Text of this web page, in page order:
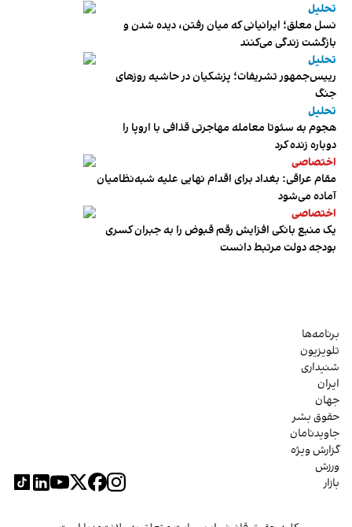
تحلیل
نسل معلق؛ ایرانیانی که میان رفتن، دیده شدن و
بازگشت زندگی می‌کنند
تحلیل
رییس‌جمهور تشریفات؛ پزشکیان در حاشیه روزهای
جنگ
تحلیل
هجوم به سئوتا معامله مهاجرتی قذافی با اروپا را
دوباره زنده کرد
اختصاصی
مقام عراقی: بغداد برای اقدام نهایی علیه شبه‌نظامیان
آماده می‌شود
اختصاصی
یک منبع بانکی افزایش رقم قبوض را به جبران کسری
بودجه دولت مرتبط دانست
برنامه‌ها
تلویزیون
شنیداری
ایران
جهان
حقوق بشر
جاویدنامان
گزارش ویژه
ورزش
بازار